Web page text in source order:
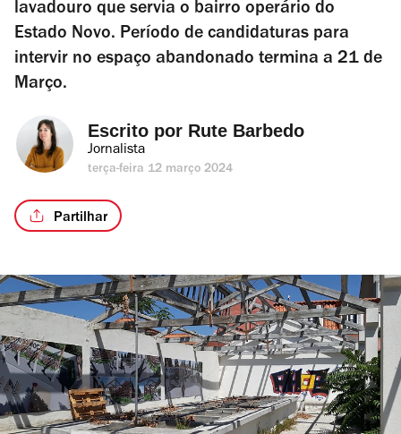
lavadouro que servia o bairro operário do
Estado Novo. Período de candidaturas para
intervir no espaço abandonado termina a 21 de
Março.
Escrito por Rute Barbedo
Jornalista
terça-feira 12 março 2024
Partilhar